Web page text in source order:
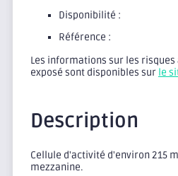
Disponibilité :
Référence :
Les informations sur les risques
exposé sont disponibles sur le
Description
Cellule d'activité d'environ 215
mezzanine.